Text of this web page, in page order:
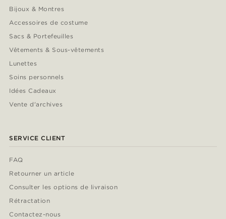
Bijoux & Montres
Accessoires de costume
Sacs & Portefeuilles
Vêtements & Sous-vêtements
Lunettes
Soins personnels
Idées Cadeaux
Vente d'archives
SERVICE CLIENT
FAQ
Retourner un article
Consulter les options de livraison
Rétractation
Contactez-nous